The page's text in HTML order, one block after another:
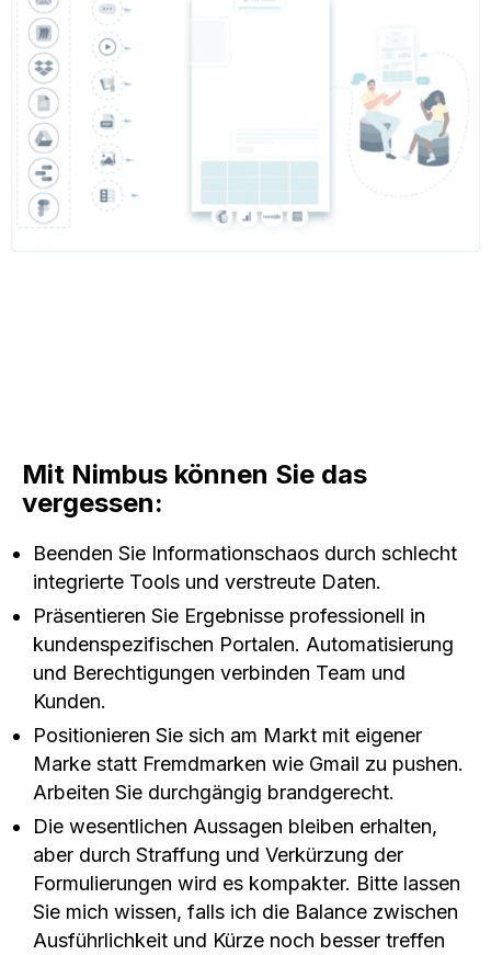
Mit Nimbus können Sie das
vergessen:
Beenden Sie Informationschaos durch schlecht
integrierte Tools und verstreute Daten.
Präsentieren Sie Ergebnisse professionell in
kundenspezifischen Portalen. Automatisierung
und Berechtigungen verbinden Team und
Kunden.
Positionieren Sie sich am Markt mit eigener
Marke statt Fremdmarken wie Gmail zu pushen.
Arbeiten Sie durchgängig brandgerecht.
Die wesentlichen Aussagen bleiben erhalten,
aber durch Straffung und Verkürzung der
Formulierungen wird es kompakter. Bitte lassen
Sie mich wissen, falls ich die Balance zwischen
Ausführlichkeit und Kürze noch besser treffen